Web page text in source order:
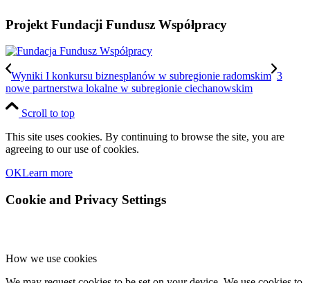
Projekt Fundacji Fundusz Współpracy
Wyniki I konkursu biznesplanów w subregionie radomskim 3
nowe partnerstwa lokalne w subregionie ciechanowskim
Scroll to top
This site uses cookies. By continuing to browse the site, you are
agreeing to our use of cookies.
OKLearn more
Cookie and Privacy Settings
How we use cookies